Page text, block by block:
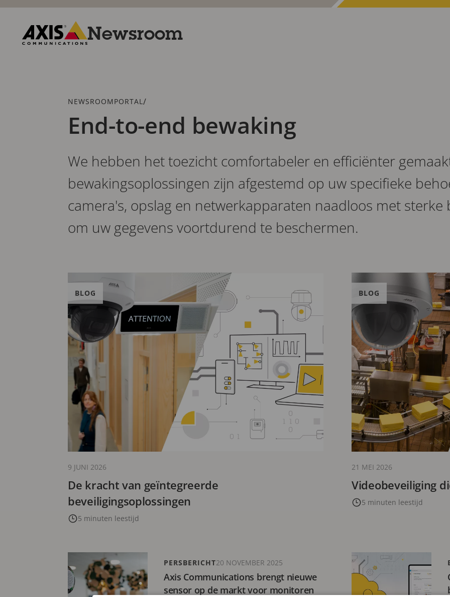
Overslaan
hoofdinhoud
Newsroom
Kruimelspoor
NEWSROOMPORTAL /
End-to-end bewaking
We hebben het toezicht comfortabeler en efficiënter
bewakingsoplossingen zijn afgestemd op uw specifieke
camera's, opslag en netwerkapparaten naadloos met sterke
om uw gegevens voortdurend te beschermen.
De kracht van geïntegreerde
beveiligingsoplossingen
5 minuten leestijd
BLOG
9 JUNI 2026
Videobeveiliging
5 minuten leestijd
BLOG
21 MEI 2026
Axis Communications brengt nieuwe
sensor op de markt voor monitoren
PERSBERICHT20 NOVEMBER 2025